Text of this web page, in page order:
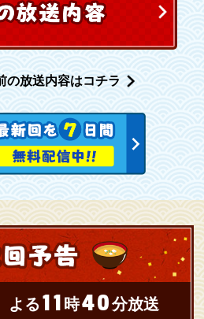
の放送内容はコチラ
よる 11 時40分放送